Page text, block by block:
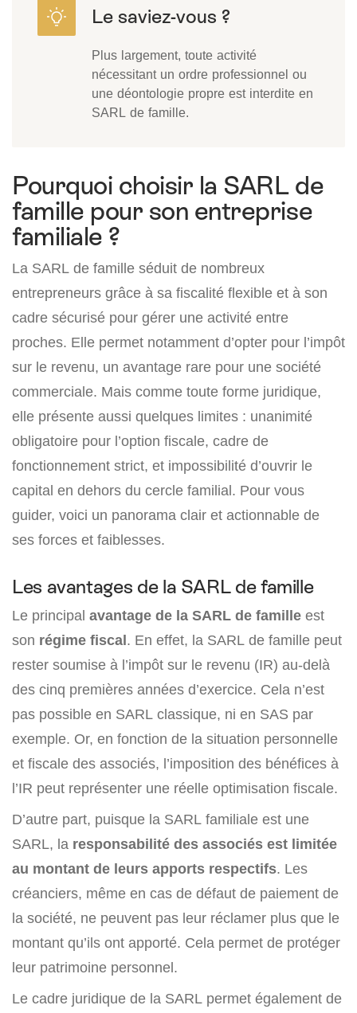
Plus largement, toute activité
nécessitant un ordre professionnel ou
une déontologie propre est interdite en
SARL de famille.
Pourquoi choisir la SARL de
famille pour son entreprise
familiale ?
La SARL de famille séduit de nombreux
entrepreneurs grâce à sa fiscalité flexible et à son
cadre sécurisé pour gérer une activité entre
proches. Elle permet notamment d’opter pour l’impôt
sur le revenu, un avantage rare pour une société
commerciale. Mais comme toute forme juridique,
elle présente aussi quelques limites : unanimité
obligatoire pour l’option fiscale, cadre de
fonctionnement strict, et impossibilité d’ouvrir le
capital en dehors du cercle familial. Pour vous
guider, voici un panorama clair et actionnable de
ses forces et faiblesses.
Les avantages de la SARL de famille
Le principal avantage de la SARL de famille est
son régime fiscal. En effet, la SARL de famille peut
rester soumise à l’impôt sur le revenu (IR) au-delà
des cinq premières années d’exercice. Cela n’est
pas possible en SARL classique, ni en SAS par
exemple. Or, en fonction de la situation personnelle
et fiscale des associés, l’imposition des bénéfices à
l’IR peut représenter une réelle optimisation fiscale.
D’autre part, puisque la SARL familiale est une
SARL, la responsabilité des associés est limitée
au montant de leurs apports respectifs. Les
créanciers, même en cas de défaut de paiement de
la société, ne peuvent pas leur réclamer plus que le
montant qu’ils ont apporté. Cela permet de protéger
leur patrimoine personnel.
Le cadre juridique de la SARL permet également de